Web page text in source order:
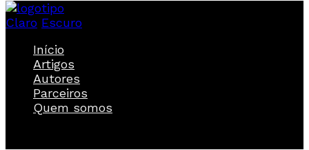
Claro Escuro
Início
Artigos
Autores
Parceiros
Quem somos